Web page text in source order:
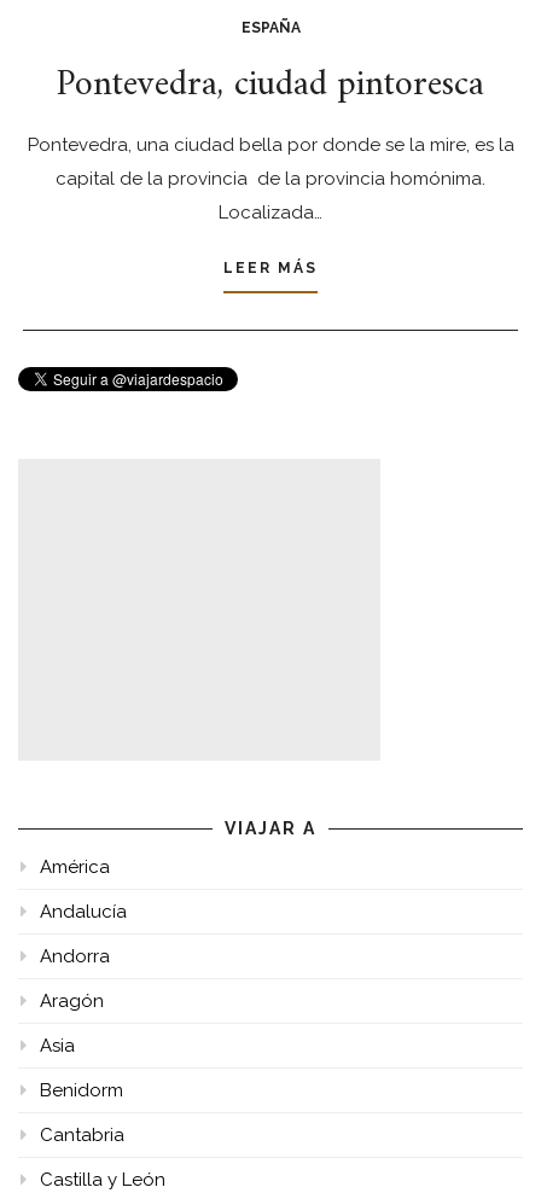
ESPAÑA
Pontevedra, ciudad pintoresca
Pontevedra, una ciudad bella por donde se la mire, es la
capital de la provincia de la provincia homónima.
Localizada…
LEER MÁS
VIAJAR A
América
Andalucía
Andorra
Aragón
Asia
Benidorm
Cantabria
Castilla y León